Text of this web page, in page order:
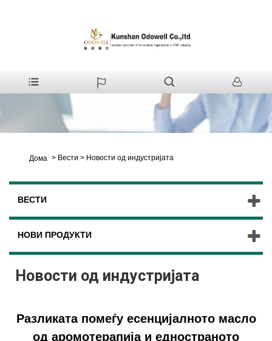
Дома > Вести > Новости од индустријата
ВЕСТИ
НОВИ ПРОДУКТИ
Новости од индустријата
Разликата помеѓу есенцијалното масло
од аромотерапија и едностраното